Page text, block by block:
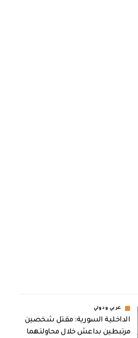
عربي ودولي
الداخلية السورية: مقتل شخصين
مرتبطين بداعش خلال محاولتهما